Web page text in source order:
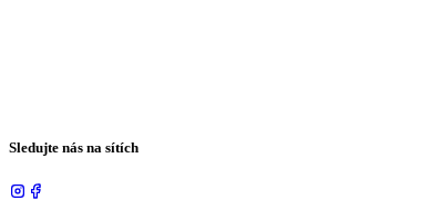
Sledujte nás na sítích